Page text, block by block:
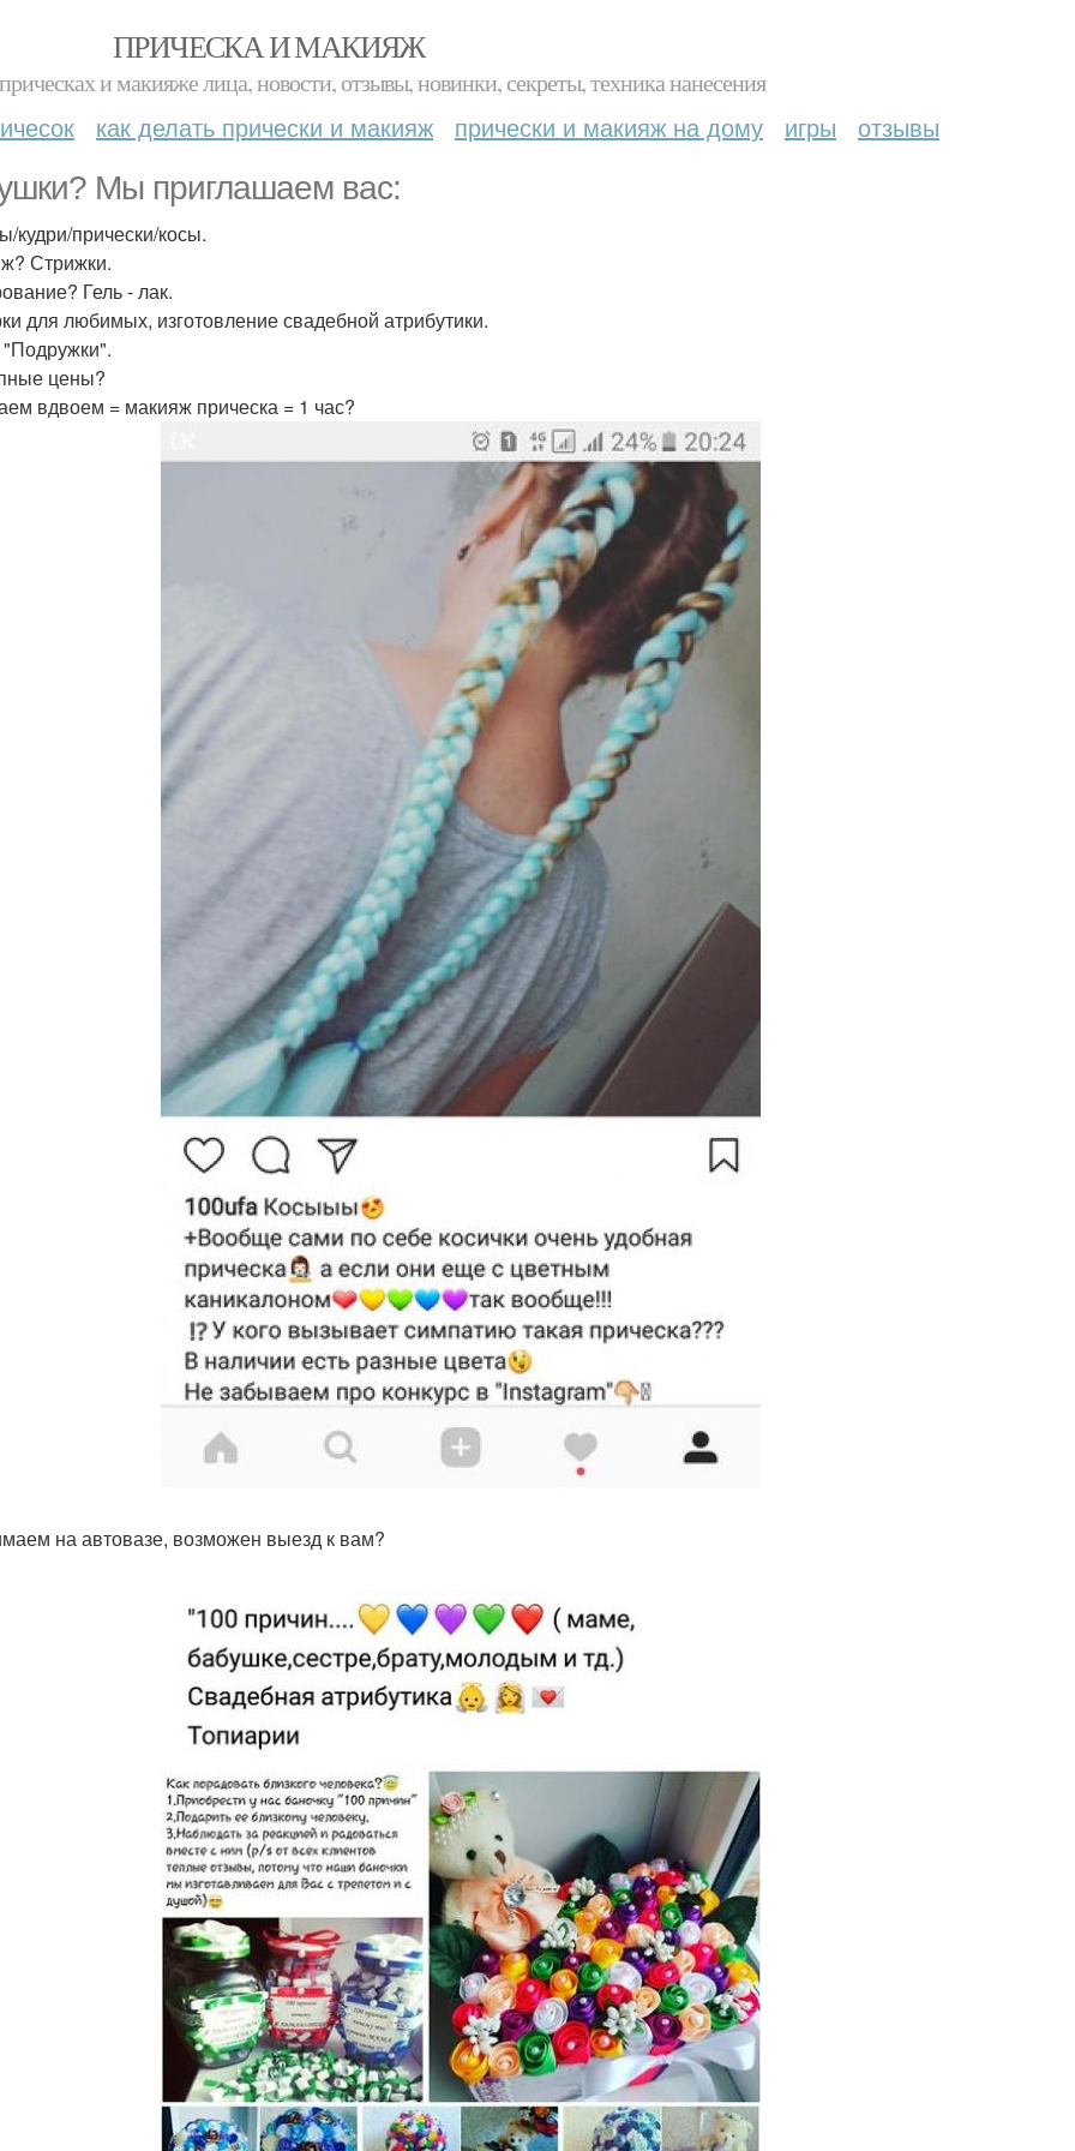
ПРИЧЕСКА И МАКИЯЖ
и макияже лица, новости, отзывы, новинки, секреты, техника нанесения
как делать прически и макияж прически и макияж на дому игры отзывы
Мы приглашаем вас:
кудри/прически/косы.
Стрижки.
Гель - лак.
для любимых, изготовление свадебной атрибутики.
цены?
вдвоем = макияж прическа = 1 час?
на автовазе, возможен выезд к вам?